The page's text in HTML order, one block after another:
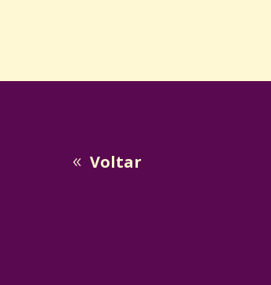
Voltar